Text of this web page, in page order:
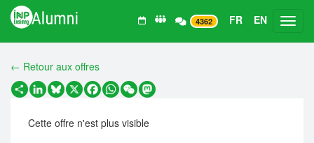
4362 FR EN
← Retour aux offres
PartagerLinkedIn
Bluesky
X Facebook
WhatsApp
WeChatMastodon
Cette offre n'est plus visible